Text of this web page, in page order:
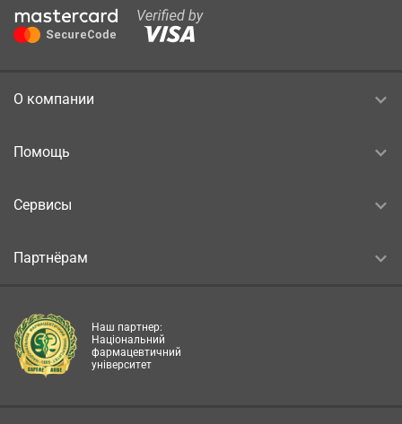
О компании
Помощь
Сервисы
Партнёрам
Наш партнер:
Національний
фармацевтичний
університет